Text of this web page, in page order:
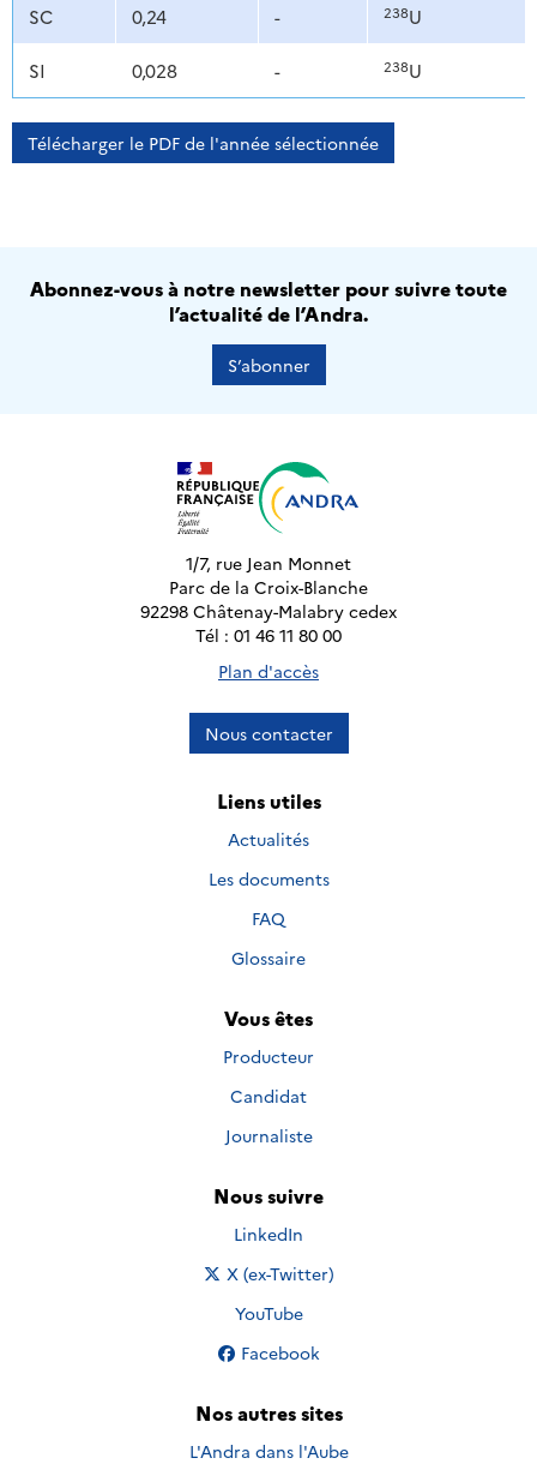
SC 0,24 - 238U
SI 0,028 - 238U
Télécharger le PDF de l'année sélectionnée
Abonnez-vous à notre newsletter pour suivre toute
l’actualité de l’Andra.
S’abonner
1/7, rue Jean Monnet
Parc de la Croix-Blanche
92298 Châtenay-Malabry cedex
Tél : 01 46 11 80 00
Plan d'accès
Nous contacter
Liens utiles
Actualités
Les documents
FAQ
Glossaire
Vous êtes
Producteur
Candidat
Journaliste
Nous suivre
Nous suivre sur
LinkedIn
Nous suivre sur
X (ex-Twitter)
Nous suivre sur
YouTube
Nous suivre sur
Facebook
Nos autres sites
L'Andra dans l'Aube